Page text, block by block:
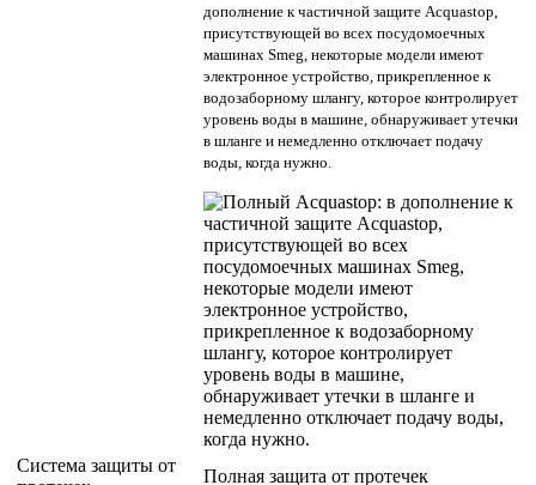
дополнение к частичной защите Acquastop,
присутствующей во всех посудомоечных
машинах Smeg, некоторые модели имеют
электронное устройство, прикрепленное к
водозаборному шлангу, которое контролирует
уровень воды в машине, обнаруживает утечки
в шланге и немедленно отключает подачу
воды, когда нужно.
Система защиты от
Полная защита от протечек